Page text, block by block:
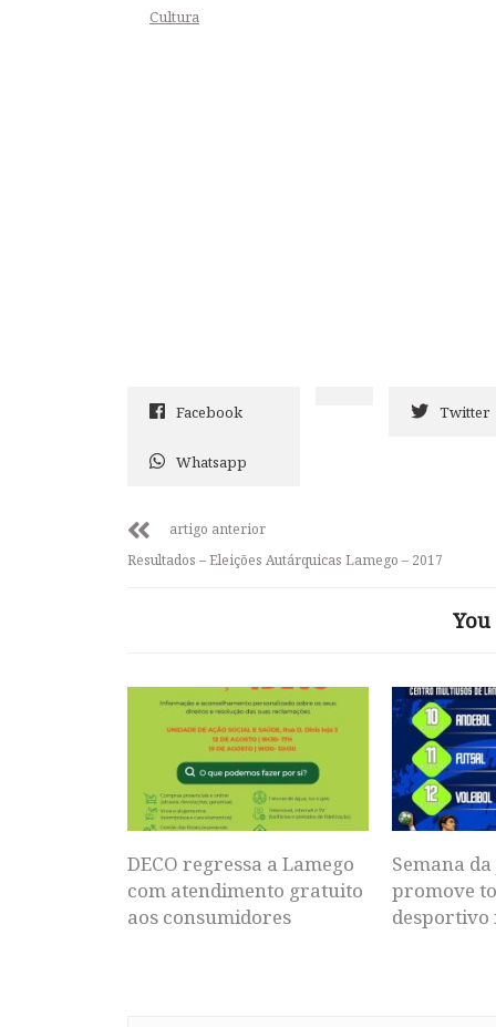
Cultura
Facebook Twitter
Whatsapp
artigo anterior
Resultados – Eleições Autárquicas Lamego – 2017
DECO regressa a Lamego
com atendimento gratuito
aos consumidores
Semana
promove